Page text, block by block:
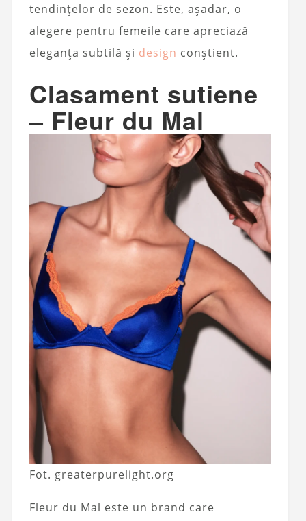
tendințelor de sezon. Este, așadar, o
alegere pentru femeile care apreciază
eleganța subtilă și design conștient.
Clasament sutiene
– Fleur du Mal
Fot. greaterpurelight.org
Fleur du Mal este un brand care